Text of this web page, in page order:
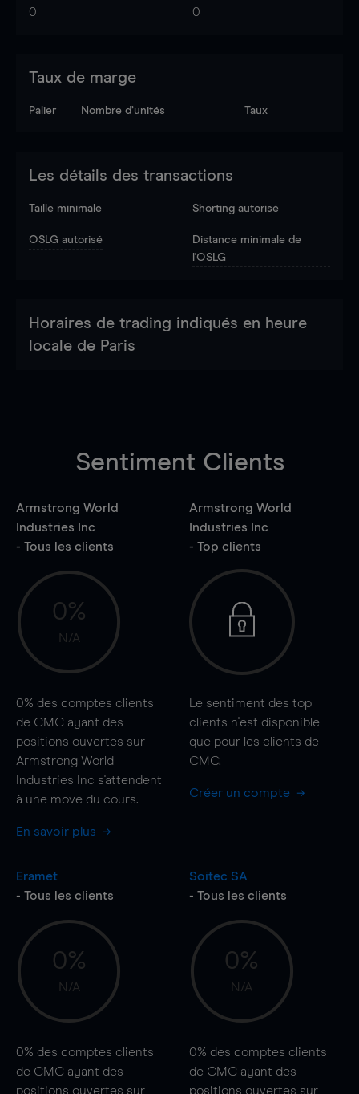
0 0
Taux de marge
Palier Nombre d’unités Taux
Les détails des transactions
Taille minimale Shorting autorisé
OSLG autorisé
Distance minimale de
l'OSLG
Horaires de trading indiqués en heure
locale de Paris
Sentiment Clients
Armstrong World
Industries Inc
- Tous les clients
0%
N/A
0% des comptes clients
de CMC ayant des
positions ouvertes sur
Armstrong World
Industries Inc s'attendent
à une move du cours.
En savoir plus
Armstrong World
Industries Inc
- Top clients
Le sentiment des top
clients n'est disponible
que pour les clients de
CMC.
Créer un compte
Eramet
- Tous les clients
0%
N/A
0% des comptes clients
de CMC ayant des
positions ouvertes sur
Soitec SA
- Tous les clients
0%
N/A
0% des comptes clients
de CMC ayant des
positions ouvertes sur